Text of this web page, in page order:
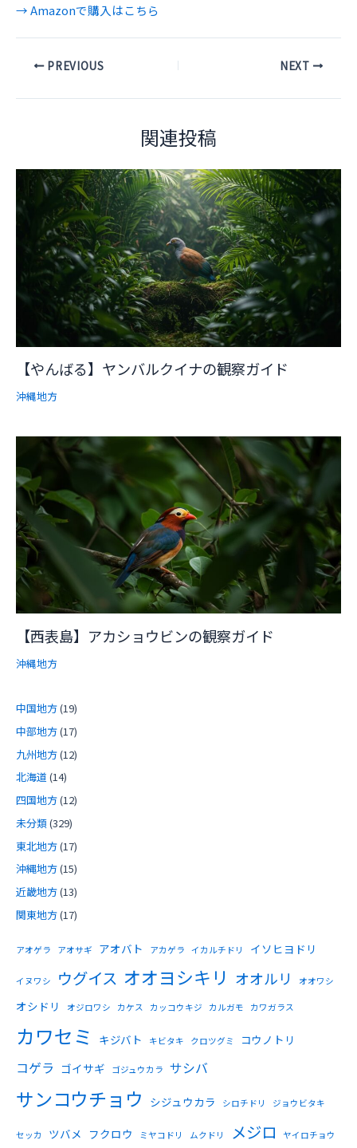
→ Amazonで購入はこちら
PostPREVIOUS NEXT
関連投稿
【やんばる】ヤンバルクイナの観察ガイド
沖縄地方
【西表島】アカショウビンの観察ガイド
沖縄地方
中国地方(19)
中部地方(17)
九州地方(12)
北海道 (14)
四国地方(12)
未分類(329)
東北地方(17)
沖縄地方(15)
近畿地方(13)
関東地方(17)
アオゲラ アオサギ アオバト アカゲラ イカルチドリ イソヒヨドリ
イヌワシ ウグイス オオヨシキリ オオルリ オオワシ
オシドリ オジロワシ カケス カッコウキジ カルガモ カワガラス
カワセミ キジバト キビタキ クロツグミ コウノトリ
コゲラ ゴイサギ ゴジュウカラ サシバ
サンコウチョウ シジュウカラ シロチドリ ジョウビタキ
セッカ ツバメ フクロウ ミヤコドリ ムクドリ メジロ ヤイロチョウ